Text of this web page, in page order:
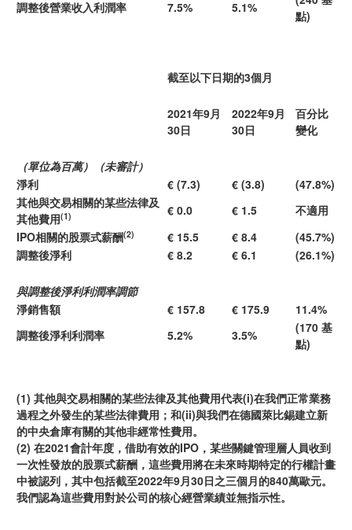
調整後營業收入利潤率 7.5% 5.1%
點)
截至以下日期的3個月
2021年9月
30日
2022年9月
30日
百分比
變化
（單位為百萬）（未審計）
淨利
€ (7.3) € (3.8)
(47.8%)
其他與交易相關的某些法律及
其他費用(1) € 0.0 € 1.5
不適用
IPO相關的股票式薪酬(2) € 15.5 € 8.4
(45.7%)
調整後淨利
€ 8.2 € 6.1 (26.1%)
與調整後淨利利潤率調節
淨銷售額
€ 157.8 € 175.9
11.4%
調整後淨利利潤率
5.2% 3.5%
(170 基
點)
(1) 其他與交易相關的某些法律及其他費用代表(i)在我們正常業務
過程之外發生的某些法律費用；和(ii)與我們在德國萊比錫建立新
的中央倉庫有關的其他非經常性費用。
(2) 在2021會計年度，借助有效的IPO，某些關鍵管理層人員收到
一次性發放的股票式薪酬，這些費用將在未來時期特定的行權計畫
中被認列，其中包括截至2022年9月30日之三個月的840萬歐元。
我們認為這些費用對於公司的核心經營業績並無指示性。